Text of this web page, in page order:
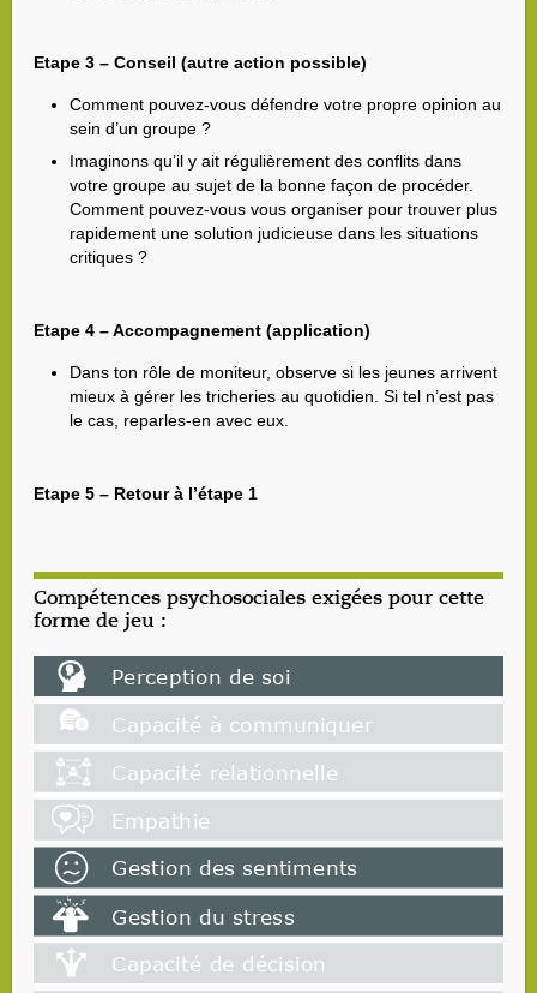
Etape 3 – Conseil (autre action possible)
Comment pouvez-vous défendre votre propre opinion au
sein d’un groupe ?
Imaginons qu’il y ait régulièrement des conflits dans
votre groupe au sujet de la bonne façon de procéder.
Comment pouvez-vous vous organiser pour trouver plus
rapidement une solution judicieuse dans les situations
critiques ?
Etape 4 – Accompagnement (application)
Dans ton rôle de moniteur, observe si les jeunes arrivent
mieux à gérer les tricheries au quotidien. Si tel n’est pas
le cas, reparles-en avec eux.
Etape 5 – Retour à l’étape 1
Compétences psychosociales exigées pour cette
forme de jeu :